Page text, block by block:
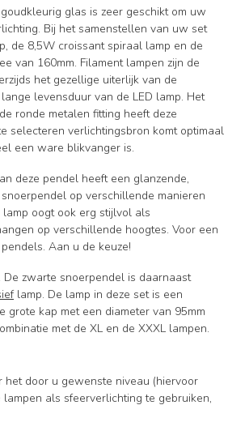
glas is zeer geschikt om uw
Bij het samenstellen van uw set
de 8,5W croissant spiraal lamp en de
van 160mm. Filament lampen zijn de
het gezellige uiterlijk van de
levensduur van de LED lamp. Het
ronde metalen fitting heeft deze
selecteren verlichtingsbron komt optimaal
een ware blikvanger is.
deze pendel heeft een glanzende,
op verschillende manieren
oogt ook erg stijlvol als
op verschillende hoogtes. Voor een
Aan u de keuze!
zwarte snoerpendel is daarnaast
lamp. De lamp in deze set is een
grote kap met een diameter van 95mm
met de XL en de XXXL lampen.
het door u gewenste niveau (hiervoor
als sfeerverlichting te gebruiken,